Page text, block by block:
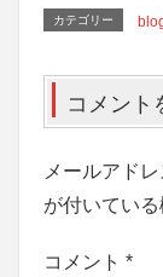
カテゴリー
コメント
メールアド
が付いてい
コメント *